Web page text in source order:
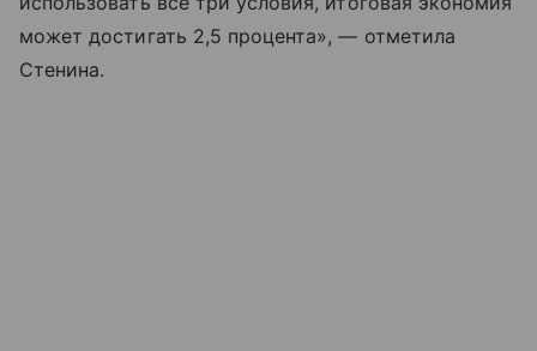
может достигать 2,5 процента», — отметила
Стенина.